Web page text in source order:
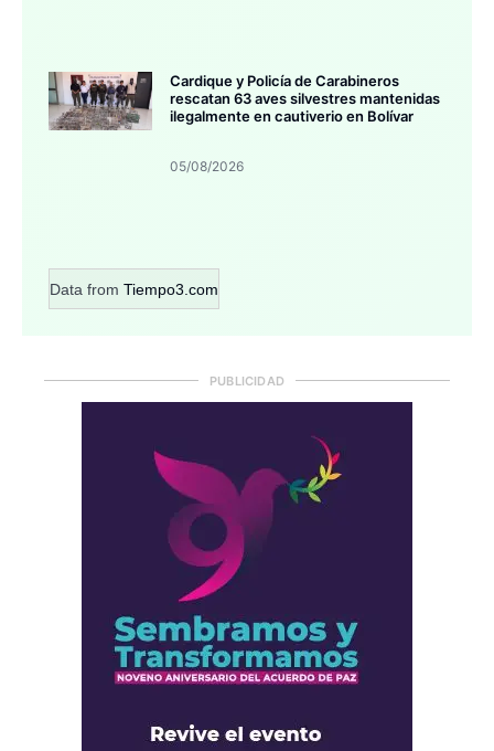
Cardique y Policía de Carabineros
rescatan 63 aves silvestres mantenidas
ilegalmente en cautiverio en Bolívar
05/08/2026
Data from Tiempo3.com
PUBLICIDAD